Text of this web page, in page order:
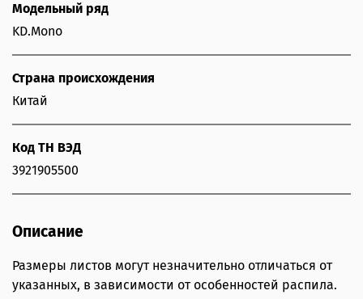
Модельный ряд
KD.Mono
Страна происхождения
Китай
Код ТН ВЭД
3921905500
Описание
Размеры листов могут незначительно отличаться от
указанных, в зависимости от особенностей распила.